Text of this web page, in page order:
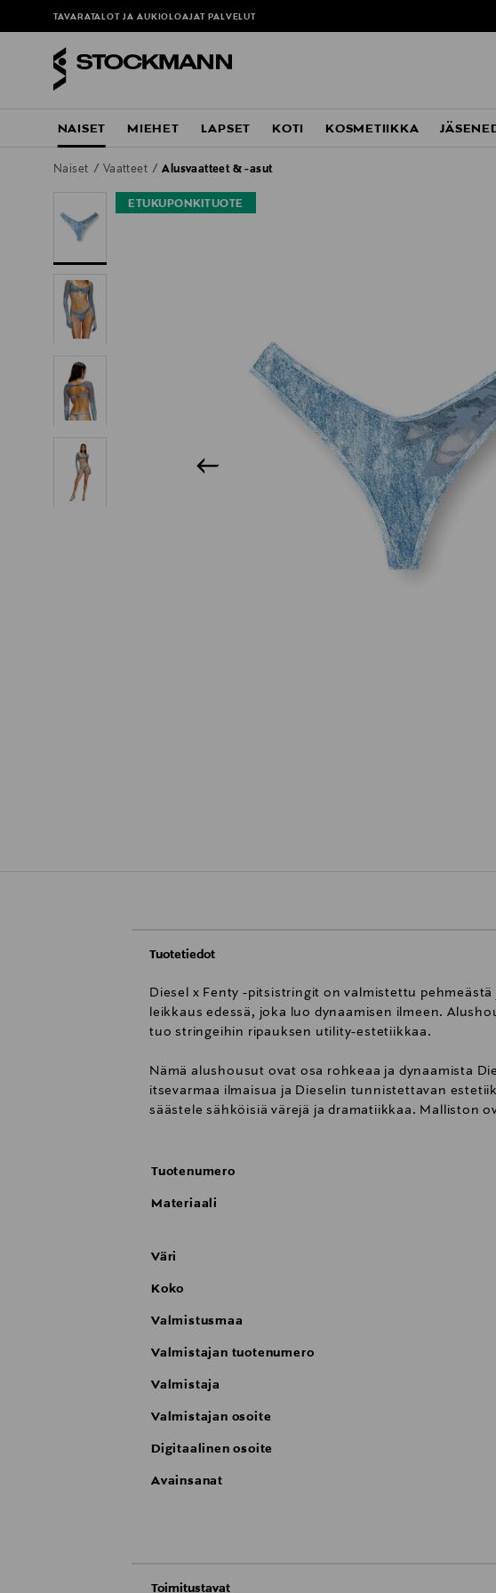
TAVARATALOT JA AUKIOLOAJAT PALVELUT
NAISET MIEHET LAPSET KOTI KOSMETIIKKA
Naiset Vaatteet Alusvaatteet & -asut
ETUKUPONKITUOTE
Tuotetiedot
Diesel x Fenty -pitsistringit on valmistettu
leikkaus edessä, joka luo dynaamisen ilmeen.
tuo stringeihin ripauksen utility-estetiikkaa.
Nämä alushousut ovat osa rohkeaa ja dynaamista
itsevarmaa ilmaisua ja Dieselin tunnistettavan
säästele sähköisiä värejä ja dramatiikkaa. Malliston
Tuotenumero
Materiaali
Väri
Koko
Valmistusmaa
Valmistajan tuotenumero
Valmistaja
Valmistajan osoite
Digitaalinen osoite
Avainsanat
Toimitustavat